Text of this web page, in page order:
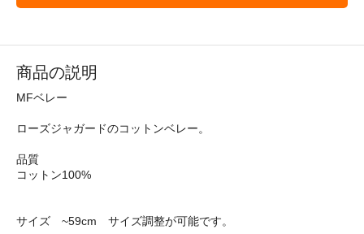
商品の説明
MFベレー
ローズジャガードのコットンベレー。
品質
コットン100%
サイズ ~59cm サイズ調整が可能です。